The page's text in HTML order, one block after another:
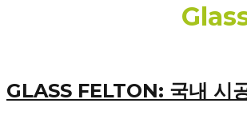
GLASS FELTON: 국내 시